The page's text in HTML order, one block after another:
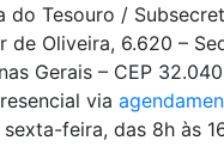
do Tesouro /
de Oliveira, 6.620 –
Gerais – CEP
via
sexta-feira, das 8h às